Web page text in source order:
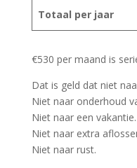
Totaal per jaar
€530 per maand is
Dat is geld dat niet
Niet naar onderhoud
Niet naar een vakantie.
Niet naar extra
Niet naar rust.